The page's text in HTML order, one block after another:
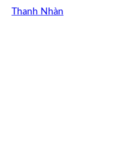
Thanh Nhàn